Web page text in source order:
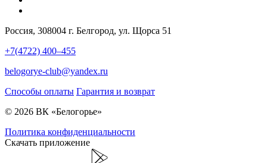
Россия, 308004 г. Белгород, ул. Щорса 51
+7(4722) 400–455
belogorye-club@yandex.ru
Способы оплаты Гарантия и возврат
© 2026 ВК «Белогорье»
Политика конфиденциальности
Скачать приложение